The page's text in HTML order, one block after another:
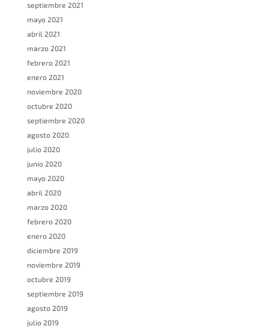
septiembre 2021
mayo 2021
abril 2021
marzo 2021
febrero 2021
enero 2021
noviembre 2020
octubre 2020
septiembre 2020
agosto 2020
julio 2020
junio 2020
mayo 2020
abril 2020
marzo 2020
febrero 2020
enero 2020
diciembre 2019
noviembre 2019
octubre 2019
septiembre 2019
agosto 2019
julio 2019